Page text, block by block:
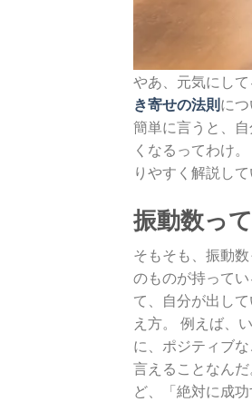
やあ、元気にし
き寄せの法則に
簡単に言うと、
くなるってわけ
りやすく解説して
振動数っ
そもそも、振動
のものが持って
て、自分が出し
え方。 例えば、
に、ポジティブ
言えることなん
ど、「絶対に成